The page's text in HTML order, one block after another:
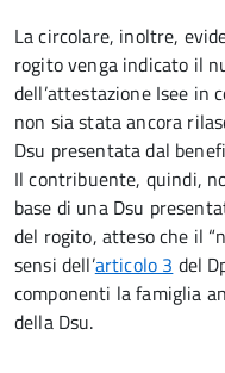
La circolare, inoltre,
rogito venga indicato il
dell’attestazione Isee in
non sia stata ancora
Dsu presentata dal
Il contribuente, quindi,
base di una Dsu
del rogito, atteso che il
sensi dell’articolo 3 del
componenti la famiglia
della Dsu.